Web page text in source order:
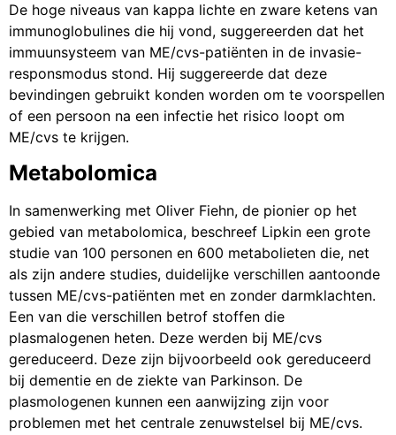
De hoge niveaus van kappa lichte en zware ketens van
immunoglobulines die hij vond, suggereerden dat het
immuunsysteem van ME/cvs-patiënten in de invasie-
responsmodus stond. Hij suggereerde dat deze
bevindingen gebruikt konden worden om te voorspellen
of een persoon na een infectie het risico loopt om
ME/cvs te krijgen.
Metabolomica
In samenwerking met Oliver Fiehn, de pionier op het
gebied van metabolomica, beschreef Lipkin een grote
studie van 100 personen en 600 metabolieten die, net
als zijn andere studies, duidelijke verschillen aantoonde
tussen ME/cvs-patiënten met en zonder darmklachten.
Een van die verschillen betrof stoffen die
plasmalogenen heten. Deze werden bij ME/cvs
gereduceerd. Deze zijn bijvoorbeeld ook gereduceerd
bij dementie en de ziekte van Parkinson. De
plasmologenen kunnen een aanwijzing zijn voor
problemen met het centrale zenuwstelsel bij ME/cvs.